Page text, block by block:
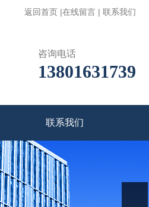
返回首页 |在线留言 | 联系我们
咨询电话
13801631739
联系我们